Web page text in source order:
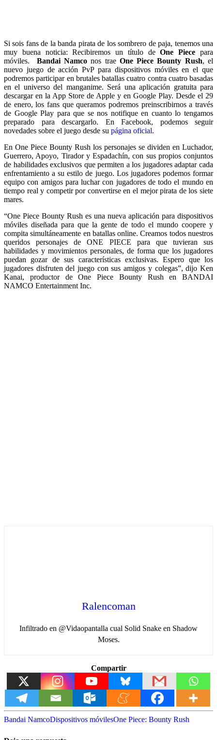
Si sois fans de la banda pirata de los sombrero de paja, tenemos una
muy buena noticia: Recibiremos un título deOne Piece para
móviles.
Bandai Namconos trae One Piece Bounty Rush, el
nuevo juego de acción PvP para dispositivos móviles en el que
podremos participar en brutales batallas cuatro contra cuatro basadas
en el universo del manganime. Será una aplicación gratuita para
descargar en la App Store de Apple y en Google Play. Desde el 29
de enero, los fans que queramos podremos preinscribirnos a través
de Google Play para que se nos notifique en cuanto lo tengamos
preparado para descargarlo. En Facebook, podemos seguir
novedades sobre el juego desde su página oficial.
En One Piece Bounty Rush los personajes se dividen en Luchador,
Guerrero, Apoyo, Tirador y Espadachín, con sus propios conjuntos
de habilidades exclusivos que permiten a los jugadores adaptar cada
enfrentamiento a su estilo de juego. Los jugadores podemos formar
equipo con amigos para luchar con jugadores de todo el mundo en
tiempo real y competir por convertirse en el mejor pirata de los siete
mares.
“One Piece Bounty Rush es una nueva aplicación para dispositivos
móviles diseñada para que la gente de todo el mundo coopere y
compita simultáneamente en batallas online. Creamos todos nuestros
queridos personajes de ONE PIECE para que tuvieran sus
habilidades y movimientos personales, de forma que los jugadores
puedan gozar de sus características exclusivas. Espero que los
jugadores disfruten del juego con sus amigos y colegas”, dijo Ken
Kanai, productor de One Piece Bounty Rush en BANDAI
NAMCO Entertainment Inc.
Ralencoman
Infiltrado en @Vidaopantalla cual Solid Snake en Shadow
Moses.
Compartir
Bandai NamcoDispositivos móvilesOne Piece: Bounty Rush